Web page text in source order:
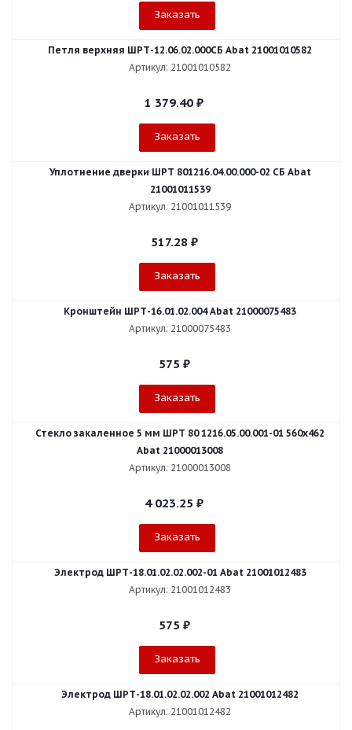
Заказать
Петля верхняя ШРТ-12.06.02.000СБ Abat 21001010582
Артикул: 21001010582
1 379.40 ₽
Заказать
Уплотнение дверки ШРТ 801216.04.00.000-02 СБ Abat
21001011539
Артикул: 21001011539
517.28₽
Заказать
Кронштейн ШРТ-16.01.02.004 Abat 21000075483
Артикул: 21000075483
575 ₽
Заказать
Стекло закаленное 5 мм ШРТ 80 1216.05.00.001-01 560х462
Abat 21000013008
Артикул: 21000013008
4 023.25 ₽
Заказать
Электрод ШРТ-18.01.02.02.002-01 Abat 21001012483
Артикул: 21001012483
575 ₽
Заказать
Электрод ШРТ-18.01.02.02.002 Abat 21001012482
Артикул: 21001012482